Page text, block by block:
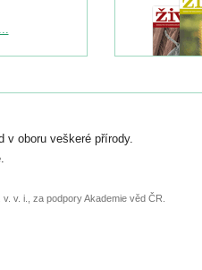
nebo
v oboru veškeré přírody.
v. i., za podpory Akademie věd ČR.